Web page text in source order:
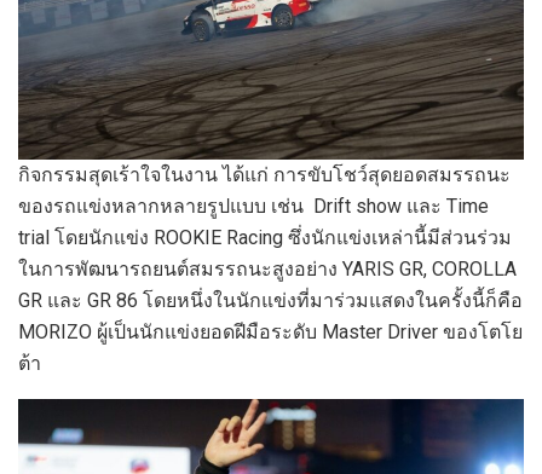
กิจกรรมสุดเร้าใจในงาน ได้แก่ การขับโชว์สุดยอดสมรรถนะ
ของรถแข่งหลากหลายรูปแบบ เช่น Drift show และ Time
trial โดยนักแข่ง ROOKIE Racing ซึ่งนักแข่งเหล่านี้มีส่วนร่วม
ในการพัฒนารถยนต์สมรรถนะสูงอย่าง YARIS GR, COROLLA
GR และ GR 86 โดยหนึ่งในนักแข่งที่มาร่วมแสดงในครั้งนี้ก็คือ
MORIZO ผู้เป็นนักแข่งยอดฝีมือระดับ Master Driver ของโตโย
ต้า